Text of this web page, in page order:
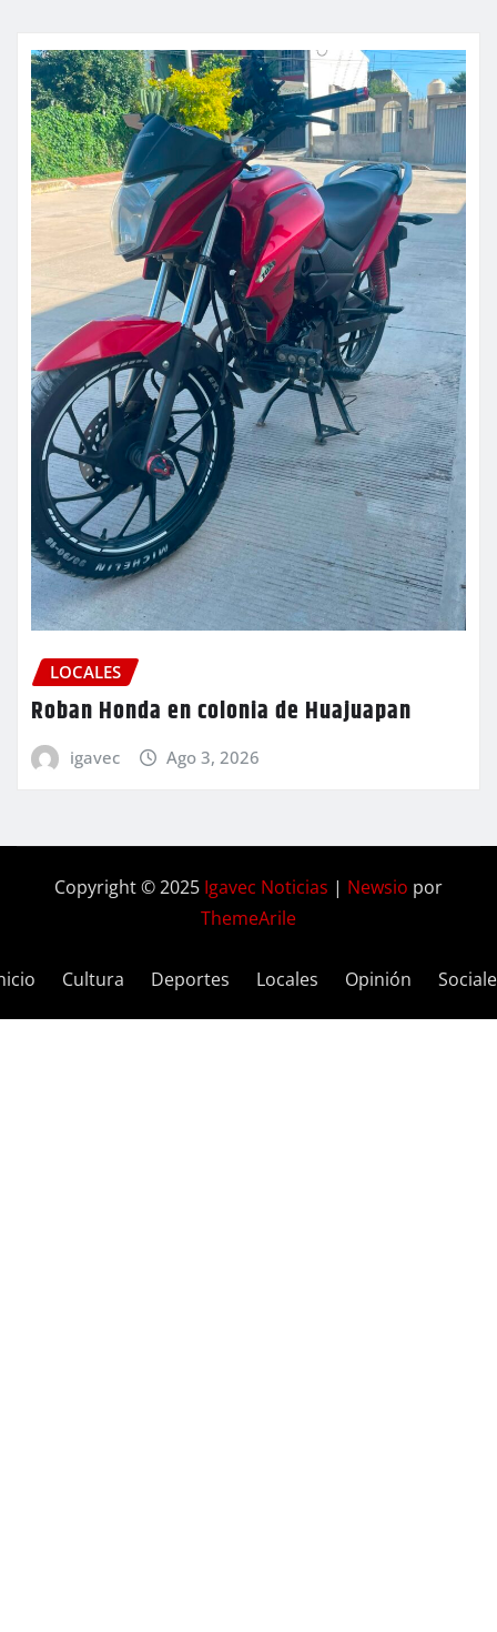
LOCALES
Roban Honda en colonia de Huajuapan
igavec Ago 3, 2026
Copyright © 2025 Igavec Noticias | Newsio por
ThemeArile
Cultura Deportes Locales Opinión